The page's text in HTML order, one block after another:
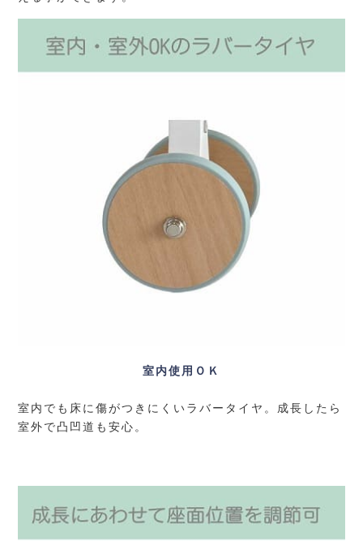
室内使用ＯＫ
室内でも床に傷がつきにくいラバータイヤ。成長したら
室外で凸凹道も安心。